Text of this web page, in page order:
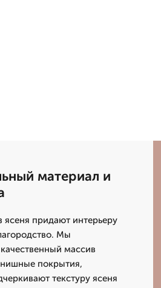
материал и
ясеня придают интерьеру
Мы
массив
покрытия,
текстуру ясеня